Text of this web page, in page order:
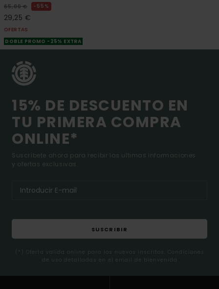
65,00 € 55%
29,25 €
OFERTAS
DOBLE PROMO -25% EXTRA
15% DE DESCUENTO EN
TU PRIMERA COMPRA
ONLINE*
Suscríbete ahora para recibir las ultimas informaciones
y ofertas exclusivas.
SUSCRIBIR
(*) Oferta valida online para los nuevos inscritos. Condiciones
de uso detalladas en el email de bienvenida